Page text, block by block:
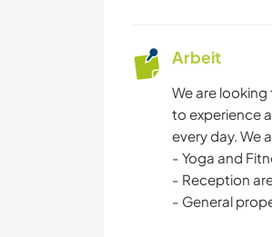
Arbeit
We are
to experience
every day. We
- Yoga and
- Reception
- General